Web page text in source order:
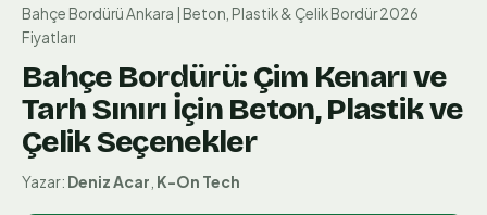
Bahçe Bordürü Ankara | Beton, Plastik & Çelik Bordür 2026
Fiyatları
Bahçe Bordürü: Çim Kenarı ve
Tarh Sınırı İçin Beton, Plastik ve
Çelik Seçenekler
Yazar: Deniz Acar K-On Tech